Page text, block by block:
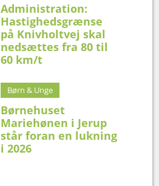
Administration:
Hastighedsgrænse
på Knivholtvej skal
nedsættes fra 80 til
60 km/t
Børn & Unge
Børnehuset
Mariehønen i Jerup
står foran en lukning
i 2026